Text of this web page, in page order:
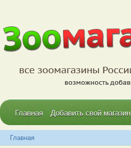
Главная Добавить свой магазин
Главная